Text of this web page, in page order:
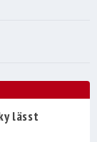
lässt